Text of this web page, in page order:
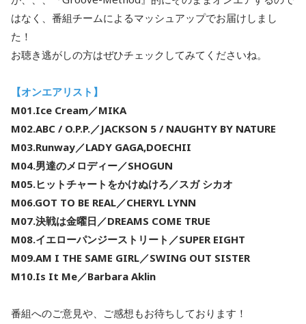
はなく、番組チームによるマッシュアップでお届けしまし
た！
お聴き逃がしの方はぜひチェックしてみてくださいね。
【オンエアリスト】
M01.Ice Cream／MIKA
M02.ABC / O.P.P.／JACKSON 5 / NAUGHTY BY NATURE
M03.Runway／LADY GAGA,DOECHII
M04.男達のメロディー／SHOGUN
M05.ヒットチャートをかけぬけろ／スガ シカオ
M06.GOT TO BE REAL／CHERYL LYNN
M07.決戦は金曜日／DREAMS COME TRUE
M08.イエローパンジーストリート／SUPER EIGHT
M09.AM I THE SAME GIRL／SWING OUT SISTER
M10.Is It Me／Barbara Aklin
番組へのご意見や、ご感想もお待ちしております！